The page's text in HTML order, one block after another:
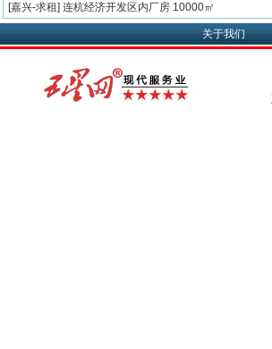
[嘉兴-求租] 连杭经济开发区内厂房 10000㎡
关于我们